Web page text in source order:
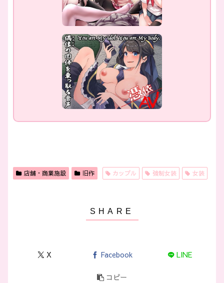
店舗・商業施設 旧作 カップル 強制女装 女装
X Facebook LINE
コピー